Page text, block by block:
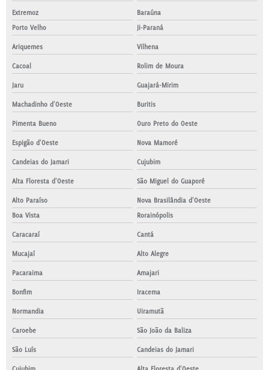
Extremoz
Baraúna
Porto Velho
Ji-Paraná
Ariquemes Vilhena
Cacoal Rolim de Moura
Jaru Guajará-Mirim
Machadinho d'Oeste Buritis
Pimenta Bueno Ouro Preto do Oeste
Espigão d'Oeste Nova Mamoré
Candeias do Jamari Cujubim
Alta Floresta d'Oeste São Miguel do Guaporé
Alto Paraíso
Nova Brasilândia d'Oeste
Boa Vista
Rorainópolis
Caracaraí Cantá
Mucajaí Alto Alegre
Pacaraima Amajari
Bonfim Iracema
Normandia Uiramutã
Caroebe São João da Baliza
São Luís Candeias do Jamari